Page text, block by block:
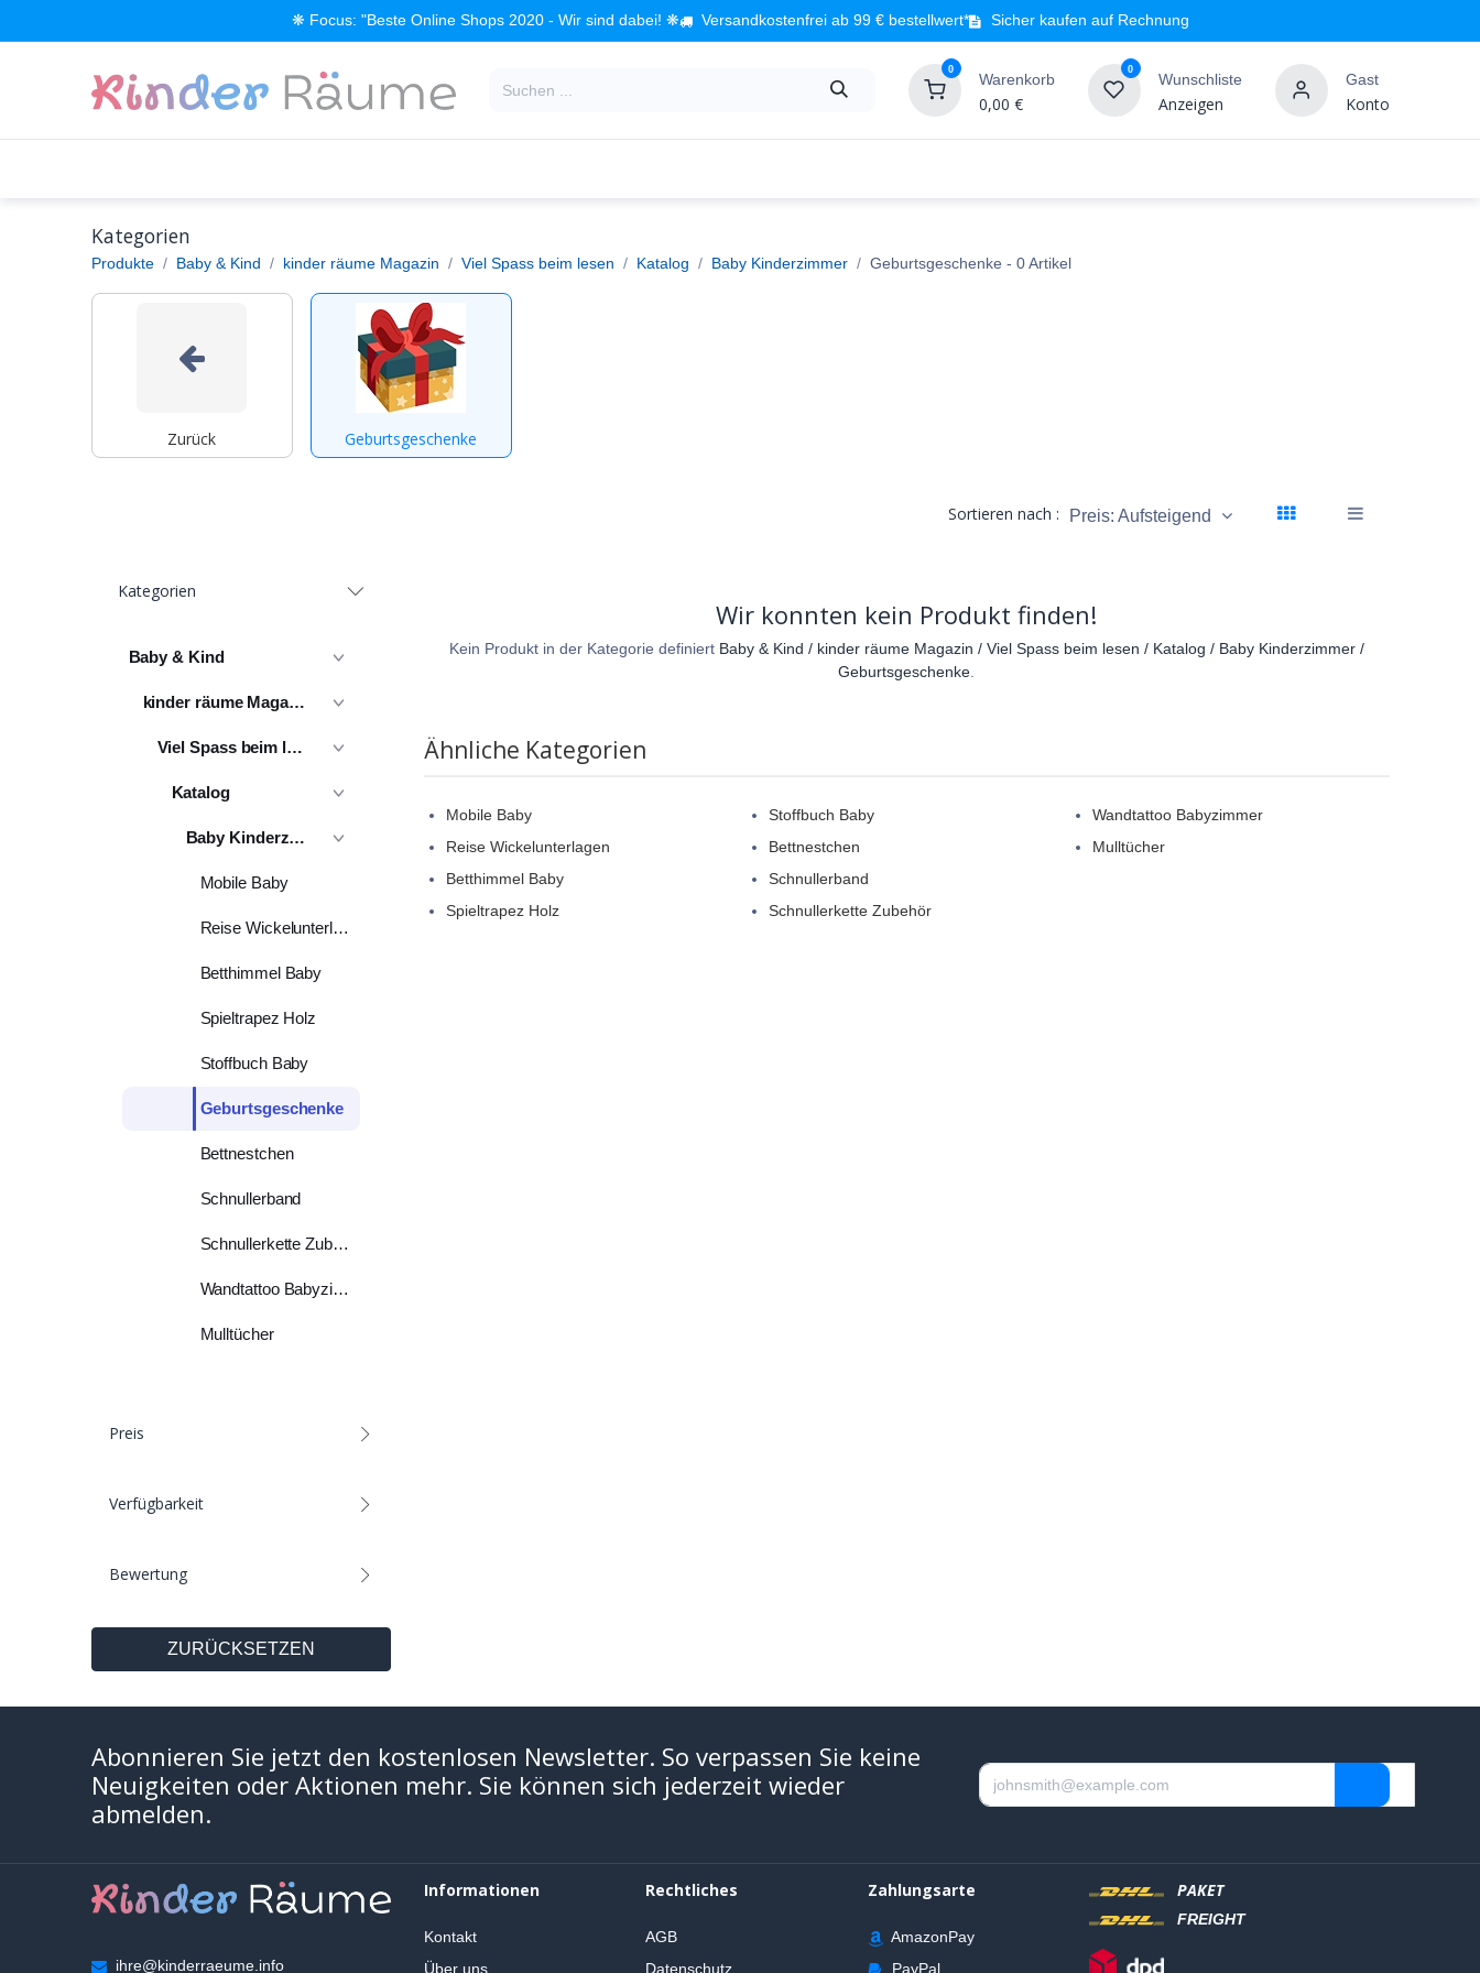
❋ Focus: "Beste Online Shops 2020 - Wir sind dabei! ❋ Versandkostenfrei ab 99 € bestellwert* Sicher kaufen auf Rechnung
0
Warenkorb
0,00 €
0
Wunschliste
Anzeigen
Gast
Konto
Kategorien
Produkte Baby & Kind kinder räume Magazin Viel Spass beim lesen Katalog Baby Kinderzimmer Geburtsgeschenke - 0 Artikel
Zurück Geburtsgeschenke
Sortieren nach : Preis: Aufsteigend
Kategorien
Baby & Kind
kinder räume Magazin
Viel Spass beim lesen
Katalog
Baby Kinderzimmer
Mobile Baby
Reise Wickelunterlagen
Betthimmel Baby
Spieltrapez Holz
Stoffbuch Baby
Geburtsgeschenke
Bettnestchen
Schnullerband
Schnullerkette Zubehör
Wandtattoo Babyzimmer
Mulltücher
Preis
Verfügbarkeit
Bewertung
ZURÜCKSETZEN
Wir konnten kein Produkt finden!
Kein Produkt in der Kategorie definiert Baby & Kind / kinder räume Magazin / Viel Spass beim lesen / Katalog / Baby Kinderzimmer /
Geburtsgeschenke
Ähnliche Kategorien
Mobile Baby
Reise Wickelunterlagen
Betthimmel Baby
Spieltrapez Holz
Stoffbuch Baby
Bettnestchen
Schnullerband
Schnullerkette Zubehör
Wandtattoo Babyzimmer
Mulltücher
Abonnieren Sie jetzt den kostenlosen Newsletter. So verpassen Sie keine
Neuigkeiten oder Aktionen mehr. Sie können sich jederzeit wieder
abmelden.
ihre@kinderraeume.info
Informationen
Kontakt
Über uns
Rechtliches
AGB
Datenschutz
Zahlungsarte
AmazonPay
PayPal
PAKET
FREIGHT